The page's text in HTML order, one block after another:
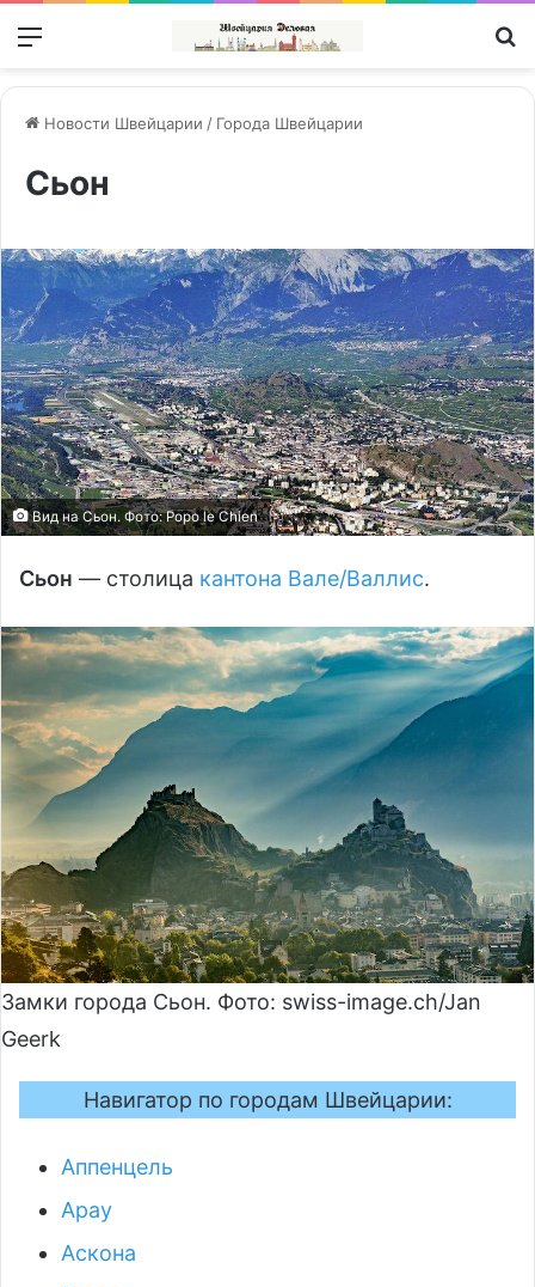
Меню
Новости Швейцарии / Города Швейцарии
Сьон
Вид на Сьон. Фото: Popo le Chien
Сьон — столица кантона Вале/Валлис.
Замки города Сьон. Фото: swiss-imаge.сh/Jan
Geerk
Навигатор по городам Швейцарии:
Аппенцель
Арау
Аскона